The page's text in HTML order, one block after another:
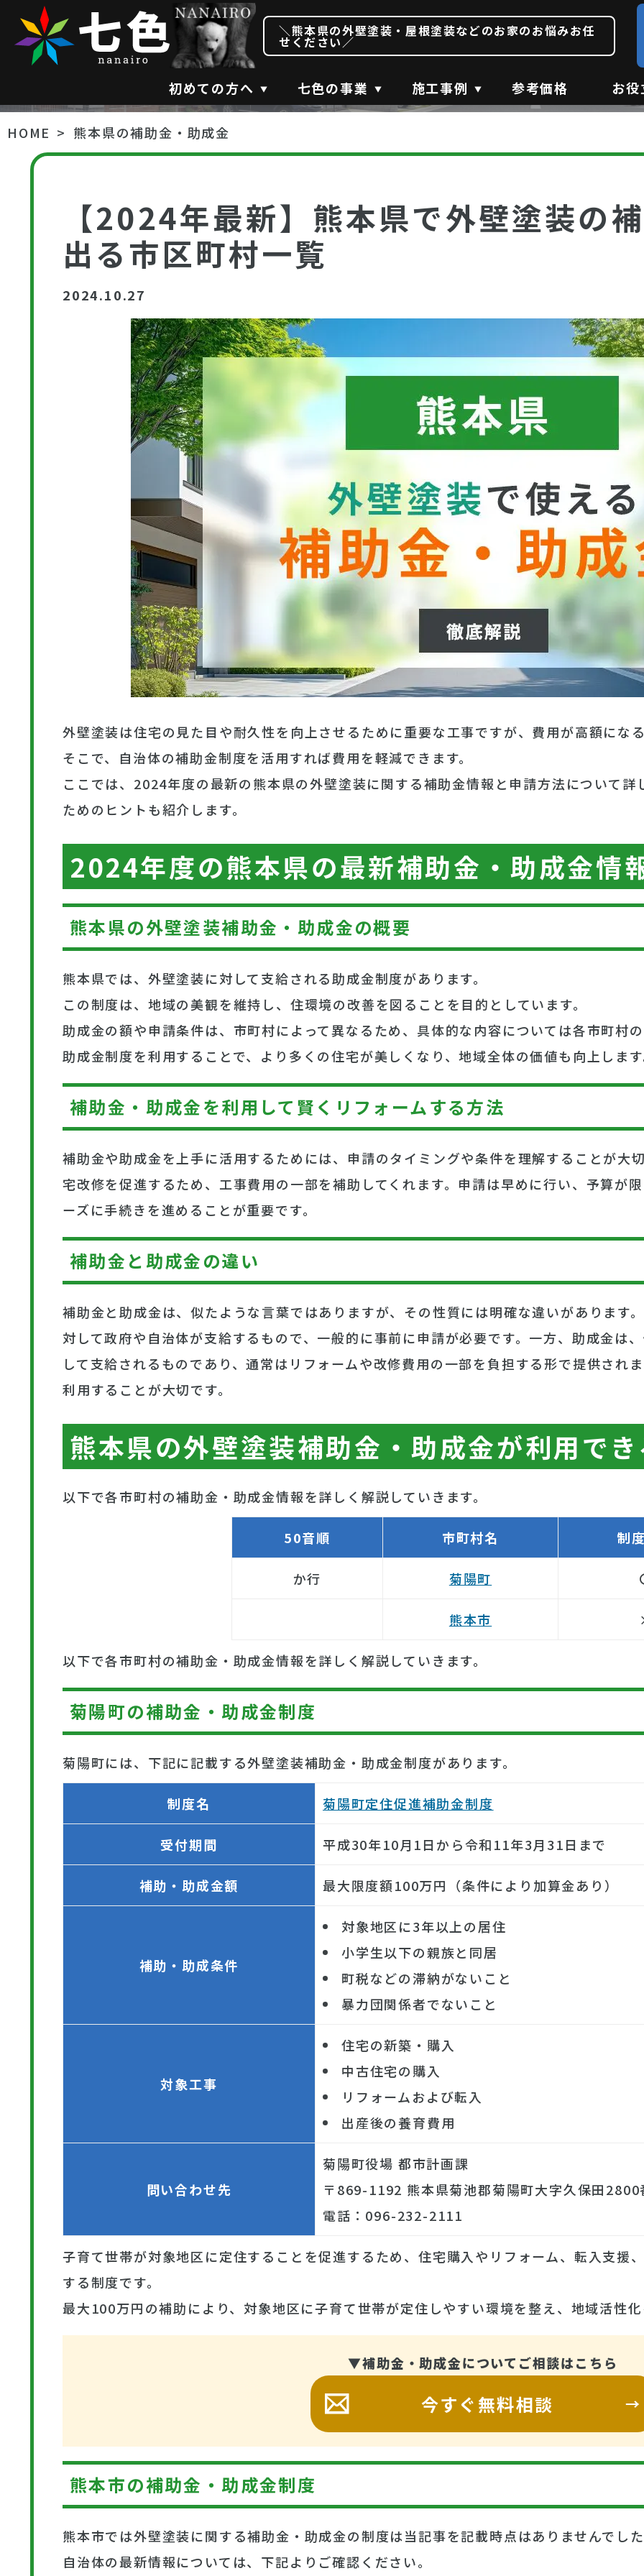
＼熊本県の外壁塗装・屋根塗装などのお家のお悩みお任
せください／
初めての方へ 七色の事業 施工事例 参考価格 お
熊本県の補助金・助成
SUBSIDY
HOME 熊本県の補助金・助成金
【2024年最新】熊本県で外壁塗装の
出る市区町村一覧
2024.10.27
外壁塗装は住宅の見た目や耐久性を向上させるために重要な工事ですが、費用が高額にな
そこで、自治体の補助金制度を活用すれば費用を軽減できます。
ここでは、2024年度の最新の熊本県の外壁塗装に関する補助金情報と申請方法について
ためのヒントも紹介します。
2024年度の熊本県の最新補助金・助成金情
熊本県の外壁塗装補助金・助成金の概要
熊本県では、外壁塗装に対して支給される助成金制度があります。
この制度は、地域の美観を維持し、住環境の改善を図ることを目的としています。
助成金の額や申請条件は、市町村によって異なるため、具体的な内容については各市町村
助成金制度を利用することで、より多くの住宅が美しくなり、地域全体の価値も向上しま
補助金・助成金を利用して賢くリフォームする方法
補助金や助成金を上手に活用するためには、申請のタイミングや条件を理解することが大
宅改修を促進するため、工事費用の一部を補助してくれます。申請は早めに行い、予算が
ーズに手続きを進めることが重要です。
補助金と助成金の違い
補助金と助成金は、似たような言葉ではありますが、その性質には明確な違いがあります
対して政府や自治体が支給するもので、一般的に事前に申請が必要です。一方、助成金は
して支給されるものであり、通常はリフォームや改修費用の一部を負担する形で提供され
利用することが大切です。
熊本県の外壁塗装補助金・助成金が利用で
以下で各市町村の補助金・助成金情報を詳しく解説していきます。
50音順 市町村名 制
か行 菊陽町
熊本市
以下で各市町村の補助金・助成金情報を詳しく解説していきます。
菊陽町の補助金・助成金制度
菊陽町には、下記に記載する外壁塗装補助金・助成金制度があります。
制度名 菊陽町定住促進補助金制度
受付期間 平成30年10月1日から令和11年3月31日まで
補助・助成金額 最大限度額100万円（条件により加算金あり）
補助・助成条件
対象地区に3年以上の居住
小学生以下の親族と同居
町税などの滞納がないこと
暴力団関係者でないこと
対象工事
住宅の新築・購入
中古住宅の購入
リフォームおよび転入
出産後の養育費用
問い合わせ先
菊陽町役場 都市計画課
〒869-1192 熊本県菊池郡菊陽町大字久保田2800
電話：096-232-2111
子育て世帯が対象地区に定住することを促進するため、住宅購入やリフォーム、転入支援
する制度です。
最大100万円の補助により、対象地区に子育て世帯が定住しやすい環境を整え、地域活性
▼補助金・助成金についてご相談はこちら
今すぐ無料相談
熊本市の補助金・助成金制度
熊本市では外壁塗装に関する補助金・助成金の制度は当記事を記載時点はありませんでし
自治体の最新情報については、下記よりご確認ください。